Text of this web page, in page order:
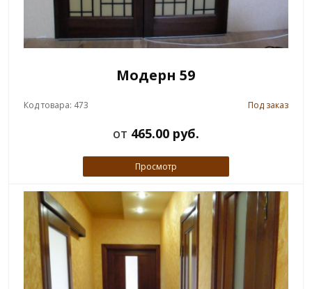
Модерн 59
Код товара: 473 Под заказ
от 465.00 руб.
Просмотр